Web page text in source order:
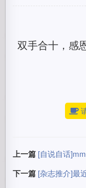
双手合十，感
上一篇 [自说自话
下一篇 [杂志推介]最